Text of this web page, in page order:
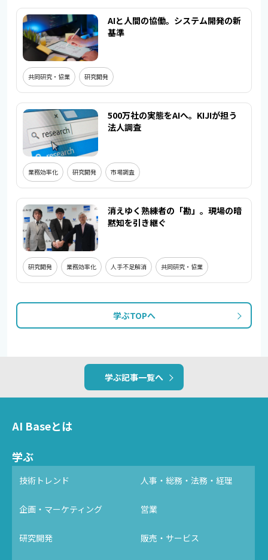
AIと人間の協働。システム開発の新
基準
共同研究・協業 研究開発
500万社の実態をAIへ。KIJIが担う
法人調査
業務効率化 研究開発 市場調査
消えゆく熟練者の「勘」。現場の暗
黙知を引き継ぐ
研究開発 業務効率化 人手不足解消 共同研究・協業
学ぶTOPへ
学ぶ記事一覧へ
AI Baseとは
学ぶ
技術トレンド 人事・総務・法務・経理
企画・マーケティング 営業
研究開発 販売・サービス